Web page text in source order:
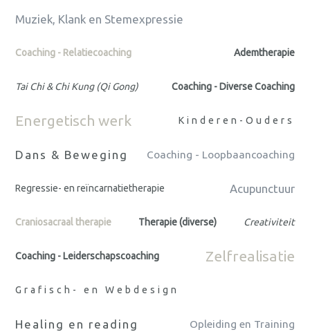
Muziek, Klank en Stemexpressie
Coaching - Relatiecoaching Ademtherapie
Tai Chi & Chi Kung (Qi Gong) Coaching - Diverse Coaching
Energetisch werk Kinderen-Ouders
Dans & Beweging Coaching - Loopbaancoaching
Regressie- en reïncarnatietherapie Acupunctuur
Craniosacraal therapie Therapie (diverse) Creativiteit
Coaching - Leiderschapscoaching Zelfrealisatie
Grafisch- en Webdesign
Healing en reading Opleiding en Training